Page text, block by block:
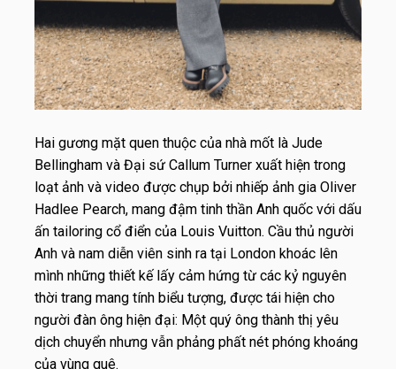
Hai gương mặt quen thuộc của nhà mốt là Jude
Bellingham và Đại sứ Callum Turner xuất hiện trong
loạt ảnh và video được chụp bởi nhiếp ảnh gia Oliver
Hadlee Pearch, mang đậm tinh thần Anh quốc với dấu
ấn tailoring cổ điển của Louis Vuitton. Cầu thủ người
Anh và nam diễn viên sinh ra tại London khoác lên
mình những thiết kế lấy cảm hứng từ các kỷ nguyên
thời trang mang tính biểu tượng, được tái hiện cho
người đàn ông hiện đại: Một quý ông thành thị yêu
dịch chuyển nhưng vẫn phảng phất nét phóng khoáng
của vùng quê.